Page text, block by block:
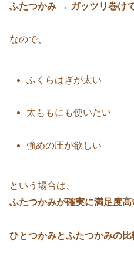
ふたつかみ → ガッツリ巻け
なので、
ふくらはぎが太い
太ももにも使いたい
強めの圧が欲しい
という場合は、
ふたつかみが確実に満足度高
ひとつかみとふたつかみの比